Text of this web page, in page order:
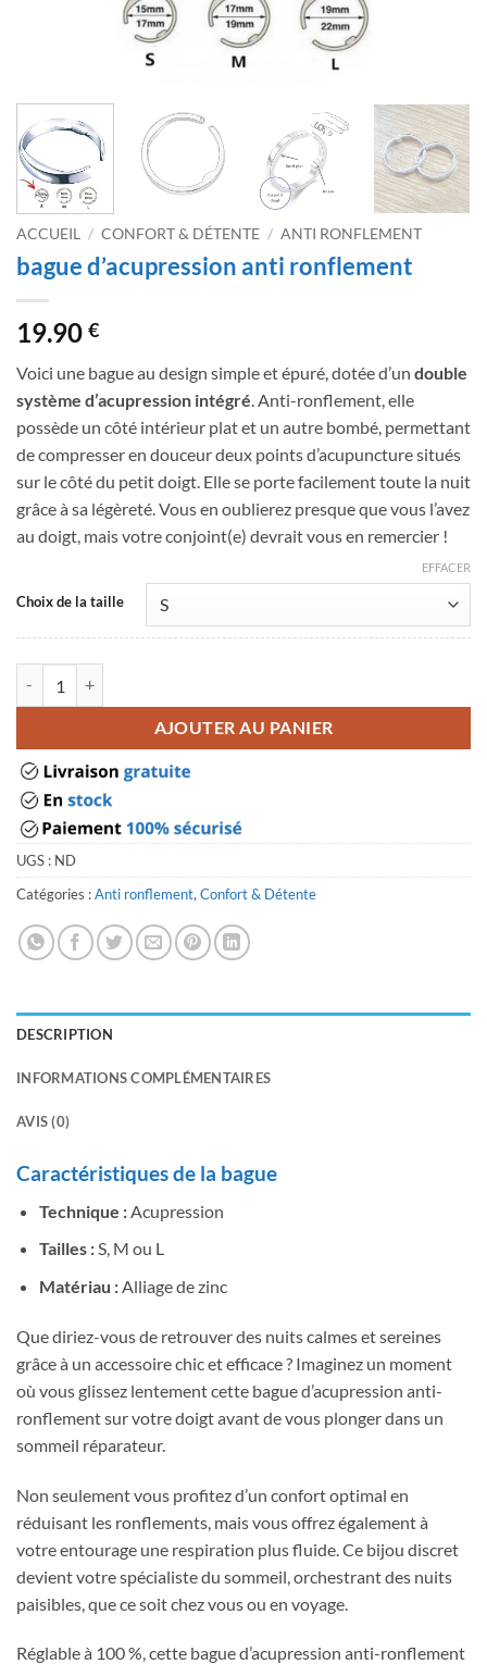
ACCUEIL / CONFORT & DÉTENTE / ANTI RONFLEMENT
bague d’acupression anti ronflement
19.90 €
Voici une bague au design simple et épuré, dotée d’un double
système d’acupression intégré. Anti-ronflement, elle
possède un côté intérieur plat et un autre bombé, permettant
de compresser en douceur deux points d’acupuncture situés
sur le côté du petit doigt. Elle se porte facilement toute la nuit
grâce à sa légèreté. Vous en oublierez presque que vous l’avez
au doigt, mais votre conjoint(e) devrait vous en remercier !
Choix de la taille
EFFACER
AJOUTER AU PANIER
UGS : ND
Catégories :Anti ronflement,Confort & Détente
DESCRIPTION
INFORMATIONS COMPLÉMENTAIRES
AVIS (0)
Caractéristiques de la bague
Technique :Acupression
Tailles :S, M ou L
Matériau :Alliage de zinc
Que diriez-vous de retrouver des nuits calmes et sereines
grâce à un accessoire chic et efficace ? Imaginez un moment
où vous glissez lentement cette bague d’acupression anti-
ronflement sur votre doigt avant de vous plonger dans un
sommeil réparateur.
Non seulement vous profitez d’un confort optimal en
réduisant les ronflements, mais vous offrez également à
votre entourage une respiration plus fluide. Ce bijou discret
devient votre spécialiste du sommeil, orchestrant des nuits
paisibles, que ce soit chez vous ou en voyage.
Réglable à 100 %, cette bague d’acupression anti-ronflement